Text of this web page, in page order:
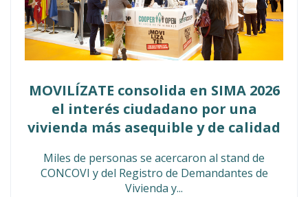
MOVILÍZATE consolida en SIMA 2026
el interés ciudadano por una
vivienda más asequible y de calidad
Miles de personas se acercaron al stand de
CONCOVI y del Registro de Demandantes de
Vivienda y...